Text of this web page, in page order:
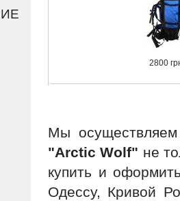
2800
Мы
"Arctic Wolf" не
купить и
Одессу, Кривой